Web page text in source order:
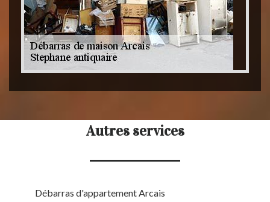
Autres services
Débarras d'appartement Arcais